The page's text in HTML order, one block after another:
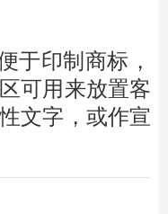
于印制商标，
可用来放置客
文字，或作宣